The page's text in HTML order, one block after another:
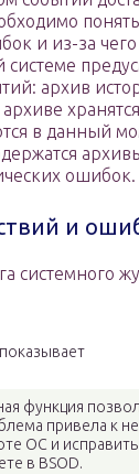
и из-за
архив
в данный
ошибок.
и
системного
функция
привела к
ОС и
в BSOD.